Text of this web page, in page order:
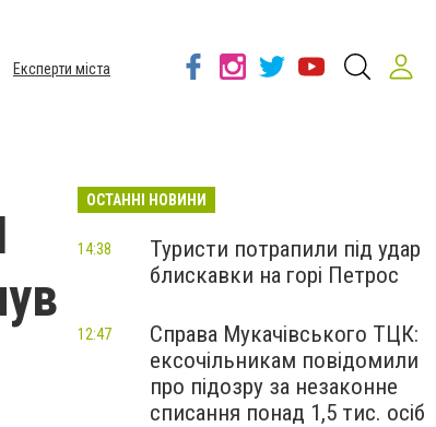
Експерти міста
ОСТАННІ НОВИНИ
Туристи потрапили під удар
блискавки на горі Петрос
14:38
Справа Мукачівського ТЦК:
ексочільникам повідомили
про підозру за незаконне
списання понад 1,5 тис. осіб
12:47